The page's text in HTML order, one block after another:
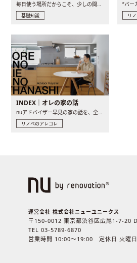
毎日使う場所だからこそ、少しの間取りの工夫や素材の選び方で..
基礎知識 リ
INDEX｜オレの家の話
nuアドバイザー早見の家の話を、全4話でお届け。リノベーションを..
リノベのアレコレ
運営会社 株式会社ニューユニークス
〒150-0012 東京都渋谷区広尾1-7-20
TEL 03-5789-6870
営業時間 10:00〜19:00 定休日 火曜